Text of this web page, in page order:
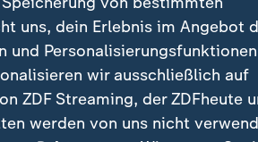
warnt vor
, Jan Redmann, sieht
uns, dein Erlebnis im Angebot
und Personalisierungsfunktionen
wir ausschließlich auf
ZDF Streaming, der ZDFheute
werden von uns nicht